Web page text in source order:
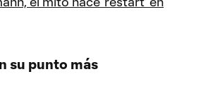
su punto más